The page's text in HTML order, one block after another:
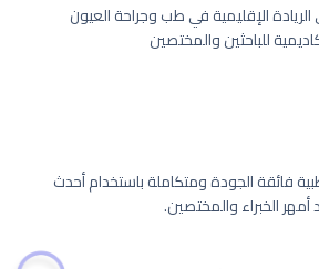
الإقليمية في طب وجراحة العيون
للباحثين والمختصين
فائقة الجودة ومتكاملة باستخدام أحدث
أمهر الخبراء والمختصين.